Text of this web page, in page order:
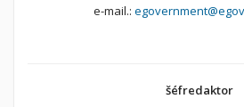
e-mail.:
šéfredaktor